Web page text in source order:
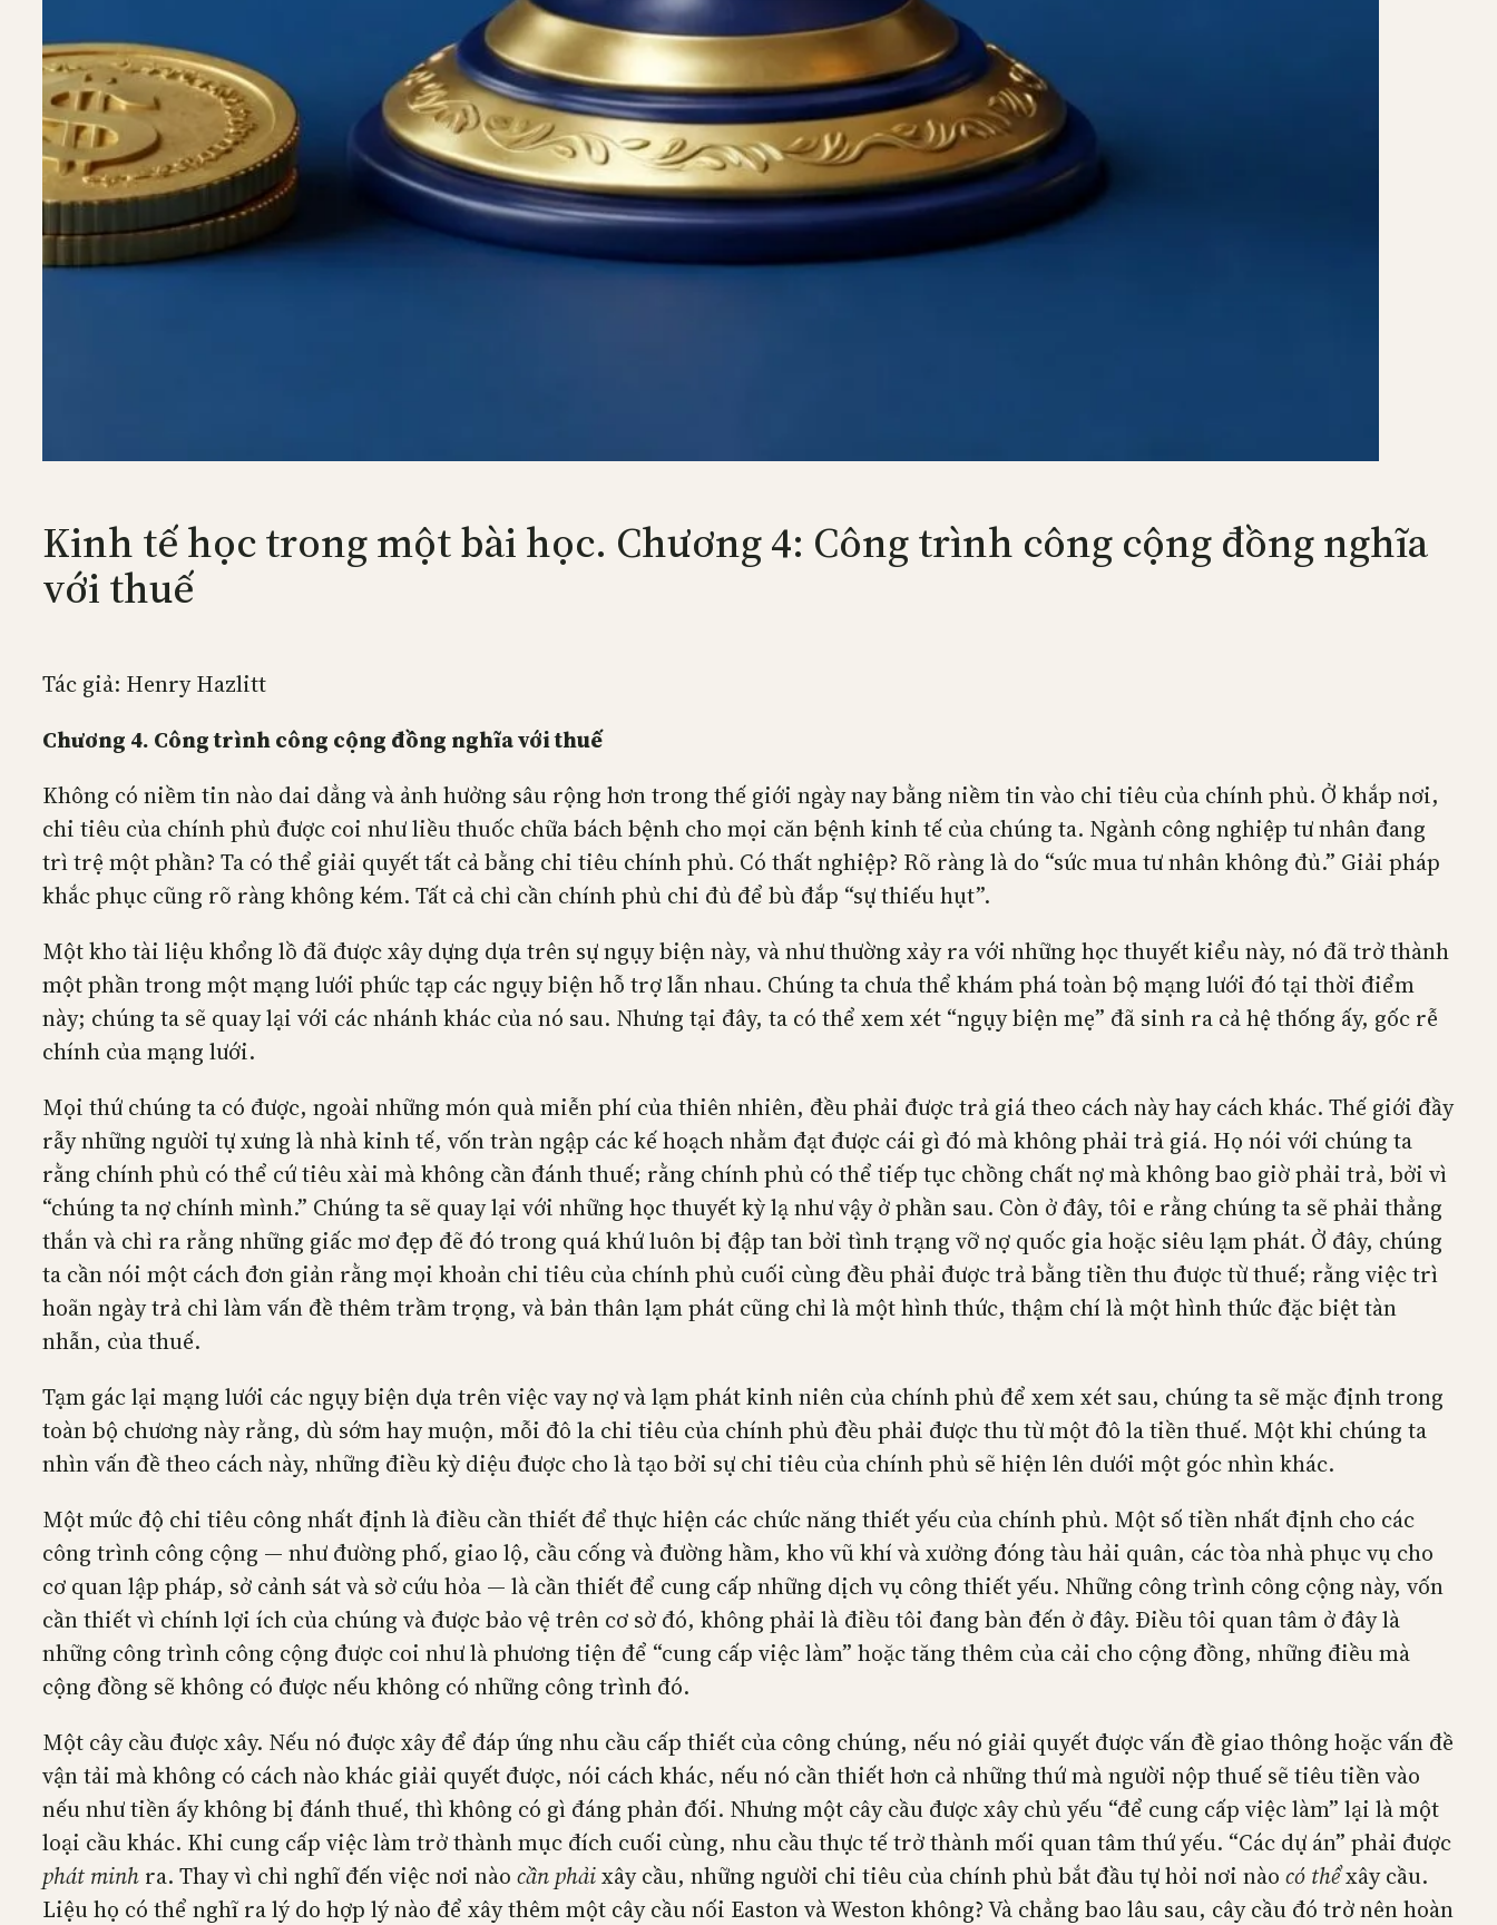
Kinh tế học trong một bài học. Chương 4: Công trình công cộng đồng nghĩa
với thuế
Tác giả: Henry Hazlitt
Chương 4. Công trình công cộng đồng nghĩa với thuế
Không có niềm tin nào dai dẳng và ảnh hưởng sâu rộng hơn trong thế giới ngày nay bằng niềm tin vào chi tiêu của chính phủ. Ở khắp nơi,
chi tiêu của chính phủ được coi như liều thuốc chữa bách bệnh cho mọi căn bệnh kinh tế của chúng ta. Ngành công nghiệp tư nhân đang
trì trệ một phần? Ta có thể giải quyết tất cả bằng chi tiêu chính phủ. Có thất nghiệp? Rõ ràng là do “sức mua tư nhân không đủ.” Giải pháp
khắc phục cũng rõ ràng không kém. Tất cả chỉ cần chính phủ chi đủ để bù đắp “sự thiếu hụt”.
Một kho tài liệu khổng lồ đã được xây dựng dựa trên sự ngụy biện này, và như thường xảy ra với những học thuyết kiểu này, nó đã trở thành
một phần trong một mạng lưới phức tạp các ngụy biện hỗ trợ lẫn nhau. Chúng ta chưa thể khám phá toàn bộ mạng lưới đó tại thời điểm
này; chúng ta sẽ quay lại với các nhánh khác của nó sau. Nhưng tại đây, ta có thể xem xét “ngụy biện mẹ” đã sinh ra cả hệ thống ấy, gốc rễ
chính của mạng lưới.
Mọi thứ chúng ta có được, ngoài những món quà miễn phí của thiên nhiên, đều phải được trả giá theo cách này hay cách khác. Thế giới đầy
rẫy những người tự xưng là nhà kinh tế, vốn tràn ngập các kế hoạch nhằm đạt được cái gì đó mà không phải trả giá. Họ nói với chúng ta
rằng chính phủ có thể cứ tiêu xài mà không cần đánh thuế; rằng chính phủ có thể tiếp tục chồng chất nợ mà không bao giờ phải trả, bởi vì
“chúng ta nợ chính mình.” Chúng ta sẽ quay lại với những học thuyết kỳ lạ như vậy ở phần sau. Còn ở đây, tôi e rằng chúng ta sẽ phải thẳng
thắn và chỉ ra rằng những giấc mơ đẹp đẽ đó trong quá khứ luôn bị đập tan bởi tình trạng vỡ nợ quốc gia hoặc siêu lạm phát. Ở đây, chúng
ta cần nói một cách đơn giản rằng mọi khoản chi tiêu của chính phủ cuối cùng đều phải được trả bằng tiền thu được từ thuế; rằng việc trì
hoãn ngày trả chỉ làm vấn đề thêm trầm trọng, và bản thân lạm phát cũng chỉ là một hình thức, thậm chí là một hình thức đặc biệt tàn
nhẫn, của thuế.
Tạm gác lại mạng lưới các ngụy biện dựa trên việc vay nợ và lạm phát kinh niên của chính phủ để xem xét sau, chúng ta sẽ mặc định trong
toàn bộ chương này rằng, dù sớm hay muộn, mỗi đô la chi tiêu của chính phủ đều phải được thu từ một đô la tiền thuế. Một khi chúng ta
nhìn vấn đề theo cách này, những điều kỳ diệu được cho là tạo bởi sự chi tiêu của chính phủ sẽ hiện lên dưới một góc nhìn khác.
Một mức độ chi tiêu công nhất định là điều cần thiết để thực hiện các chức năng thiết yếu của chính phủ. Một số tiền nhất định cho các
công trình công cộng — như đường phố, giao lộ, cầu cống và đường hầm, kho vũ khí và xưởng đóng tàu hải quân, các tòa nhà phục vụ cho
cơ quan lập pháp, sở cảnh sát và sở cứu hỏa — là cần thiết để cung cấp những dịch vụ công thiết yếu. Những công trình công cộng này, vốn
cần thiết vì chính lợi ích của chúng và được bảo vệ trên cơ sở đó, không phải là điều tôi đang bàn đến ở đây. Điều tôi quan tâm ở đây là
những công trình công cộng được coi như là phương tiện để “cung cấp việc làm” hoặc tăng thêm của cải cho cộng đồng, những điều mà
cộng đồng sẽ không có được nếu không có những công trình đó.
Một cây cầu được xây. Nếu nó được xây để đáp ứng nhu cầu cấp thiết của công chúng, nếu nó giải quyết được vấn đề giao thông hoặc vấn đề
vận tải mà không có cách nào khác giải quyết được, nói cách khác, nếu nó cần thiết hơn cả những thứ mà người nộp thuế sẽ tiêu tiền vào
nếu như tiền ấy không bị đánh thuế, thì không có gì đáng phản đối. Nhưng một cây cầu được xây chủ yếu “để cung cấp việc làm” lại là một
loại cầu khác. Khi cung cấp việc làm trở thành mục đích cuối cùng, nhu cầu thực tế trở thành mối quan tâm thứ yếu. “Các dự án” phải được
phát minh ra. Thay vì chỉ nghĩ đến việc nơi nào cần phảixây cầu, những người chi tiêu của chính phủ bắt đầu tự hỏi nơi nào có thểxây cầu.
Liệu họ có thể nghĩ ra lý do hợp lý nào để xây thêm một cây cầu nối Easton và Weston không? Và chẳng bao lâu sau, cây cầu đó trở nên hoàn